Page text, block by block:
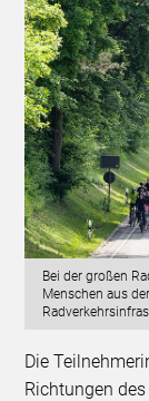
Bei der großen
Menschen aus
Die
Richtungen